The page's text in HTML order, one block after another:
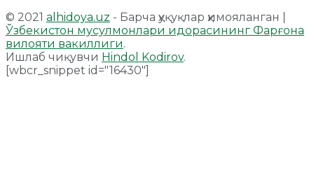
© 2021 alhidoya.uz - Барча ҳуқуқлар ҳимояланган |
Ўзбекистон мусулмонлари идорасининг Фарғона
вилояти вакиллиги.
Ишлаб чиқувчи Hindol Kodirov.
[wbcr_snippet id="16430"]